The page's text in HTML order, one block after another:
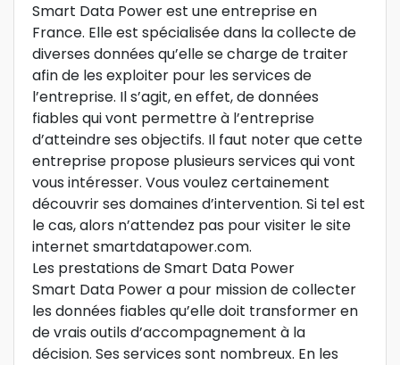
Smart Data Power est une entreprise en
France. Elle est spécialisée dans la collecte de
diverses données qu’elle se charge de traiter
afin de les exploiter pour les services de
l’entreprise. Il s’agit, en effet, de données
fiables qui vont permettre à l’entreprise
d’atteindre ses objectifs. Il faut noter que cette
entreprise propose plusieurs services qui vont
vous intéresser. Vous voulez certainement
découvrir ses domaines d’intervention. Si tel est
le cas, alors n’attendez pas pour visiter le site
internet smartdatapower.com.
Les prestations de Smart Data Power
Smart Data Power a pour mission de collecter
les données fiables qu’elle doit transformer en
de vrais outils d’accompagnement à la
décision. Ses services sont nombreux. En les